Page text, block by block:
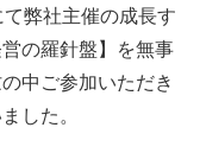
弊社主催の成長す
の羅針盤】を無事
中ご参加いただき
した。